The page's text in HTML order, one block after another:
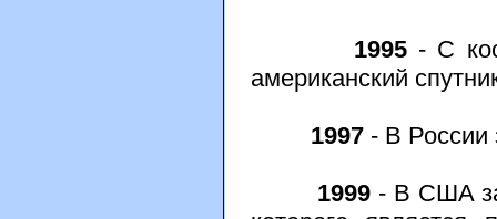
1995- С
американский
1997- В России
1999 - В США